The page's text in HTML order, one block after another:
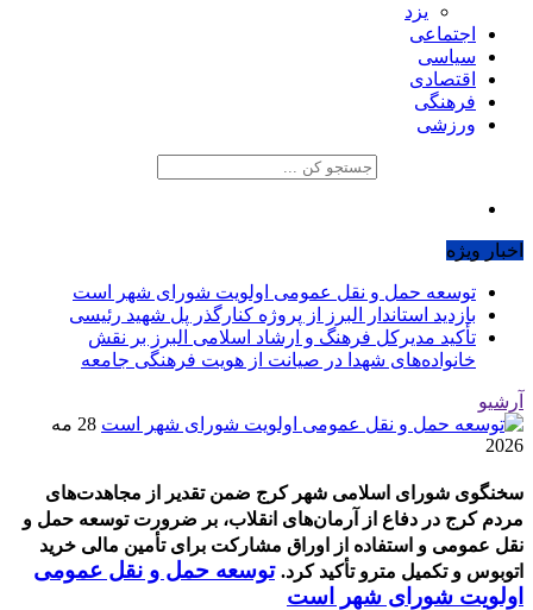
یزد
اجتماعی
سیاسی
اقتصادی
فرهنگی
ورزشی
اخبار ویژه
توسعه حمل و نقل عمومی اولویت شورای شهر است
بازدید استاندار البرز از پروژه کنارگذر پل شهید رئیسی
تأکید مدیرکل فرهنگ و ارشاد اسلامی البرز بر نقش
خانواده‌های شهدا در صیانت از هویت فرهنگی جامعه
آرشیو
28 مه
2026
سخنگوی شورای اسلامی شهر کرج ضمن تقدیر از مجاهدت‌های
مردم کرج در دفاع از آرمان‌های انقلاب، بر ضرورت توسعه حمل و
نقل عمومی و استفاده از اوراق مشارکت برای تأمین مالی خرید
اتوبوس و تکمیل مترو تأکید کرد. توسعه حمل و نقل عمومی
اولویت شورای شهر است